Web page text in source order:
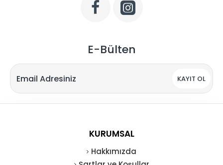
E-Bülten
KAYIT OL
KURUMSAL
Hakkımızda